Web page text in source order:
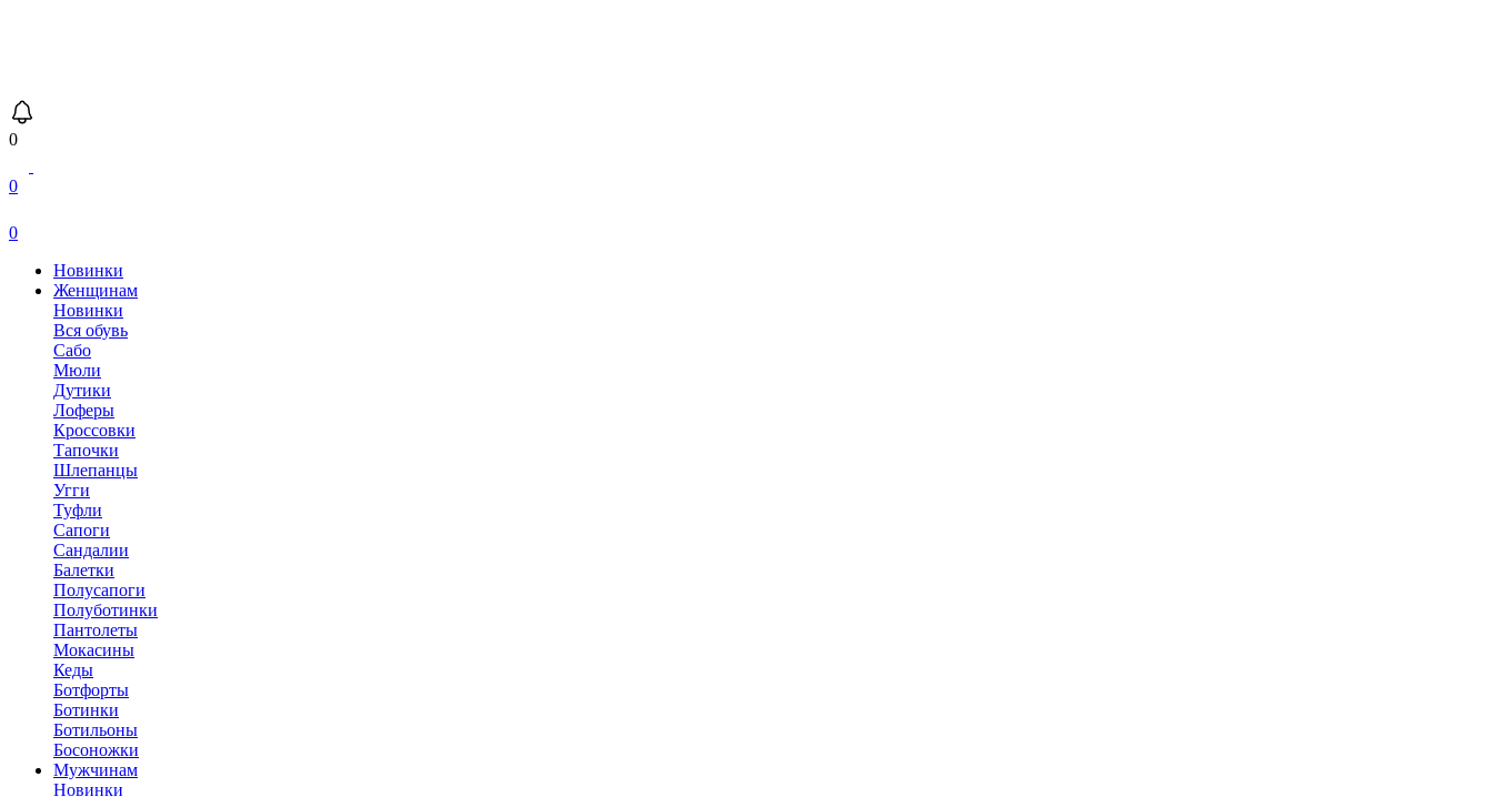
0
0
0
Новинки
Женщинам
Новинки
Вся обувь
Сабо
Мюли
Дутики
Лоферы
Кроссовки
Тапочки
Шлепанцы
Угги
Туфли
Сапоги
Сандалии
Балетки
Полусапоги
Полуботинки
Пантолеты
Мокасины
Кеды
Ботфорты
Ботинки
Ботильоны
Босоножки
Мужчинам
Новинки